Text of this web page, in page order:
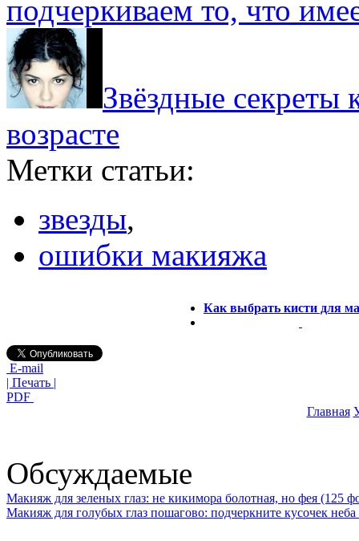
подчеркиваем то, что
Звёздные
возрасте
Метки статьи:
звезды,
ошибки макияжа
Как выбрать кисти для
E-mail
| Печать |
PDF
Главная
Обсуждаемые
Макияж для зеленых глаз: не кикимора болотная, но фея (125
Макияж для голубых глаз пошагово: подчеркните кусочек